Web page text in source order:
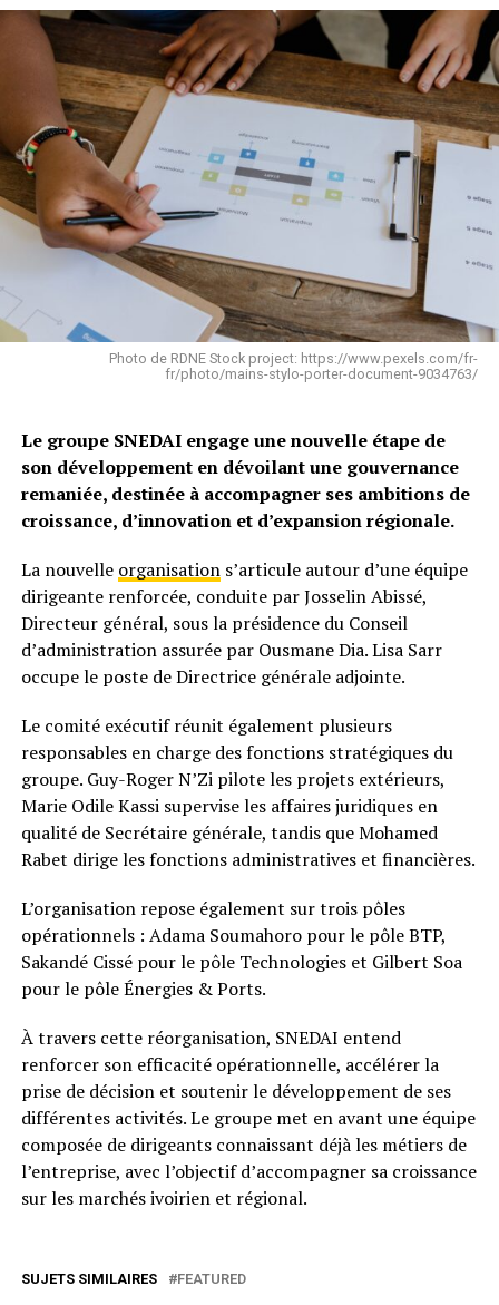
Photo de RDNE Stock project: https://www.pexels.com/fr-
fr/photo/mains-stylo-porter-document-9034763/
Le groupe SNEDAI engage une nouvelle étape de
son développement en dévoilant une gouvernance
remaniée, destinée à accompagner ses ambitions de
croissance, d’innovation et d’expansion régionale.
La nouvelle organisations’articule autour d’une équipe
dirigeante renforcée, conduite par Josselin Abissé,
Directeur général, sous la présidence du Conseil
d’administration assurée par Ousmane Dia. Lisa Sarr
occupe le poste de Directrice générale adjointe.
Le comité exécutif réunit également plusieurs
responsables en charge des fonctions stratégiques du
groupe. Guy-Roger N’Zi pilote les projets extérieurs,
Marie Odile Kassi supervise les affaires juridiques en
qualité de Secrétaire générale, tandis que Mohamed
Rabet dirige les fonctions administratives et financières.
L’organisation repose également sur trois pôles
opérationnels : Adama Soumahoro pour le pôle BTP,
Sakandé Cissé pour le pôle Technologies et Gilbert Soa
pour le pôle Énergies & Ports.
À travers cette réorganisation, SNEDAI entend
renforcer son efficacité opérationnelle, accélérer la
prise de décision et soutenir le développement de ses
différentes activités. Le groupe met en avant une équipe
composée de dirigeants connaissant déjà les métiers de
l’entreprise, avec l’objectif d’accompagner sa croissance
sur les marchés ivoirien et régional.
SUJETS SIMILAIRES FEATURED